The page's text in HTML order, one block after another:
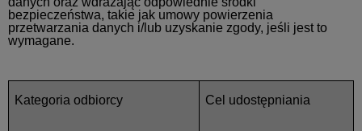
bezpieczeństwa, takie jak umowy powierzenia
przetwarzania danych i/lub uzyskanie zgody, jeśli jest to
wymagane.
Kategoria odbiorcy Cel udostępniania